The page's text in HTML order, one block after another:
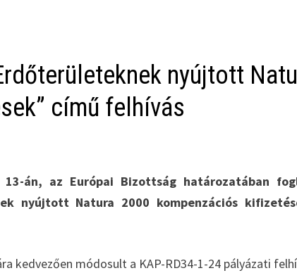
nyújtott
című felhívás
án, az Európai Bizottság határozatában
nyújtott Natura 2000 kompenzációs
kedvezően módosult a KAP-RD34-1-24 pályázati